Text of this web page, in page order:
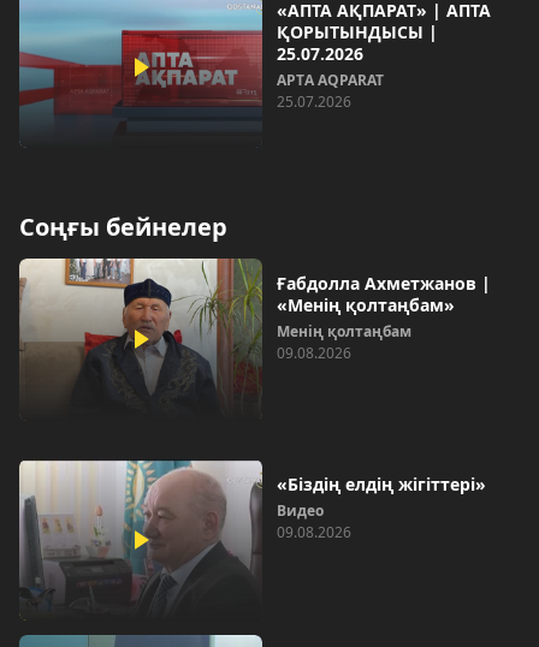
«АПТА АҚПАРАТ» | АПТА
ҚОРЫТЫНДЫСЫ |
25.07.2026
AРТA AQPARAT
25.07.2026
Соңғы бейнелер
Ғабдолла Ахметжанов |
«Менің қолтаңбам»
Менің қолтаңбам
09.08.2026
«Біздің елдің жігіттері»
Видео
09.08.2026